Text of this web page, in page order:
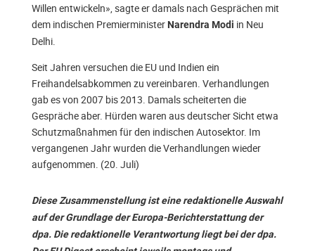
Willen entwickeln», sagte er damals nach Gesprächen mit
dem indischen Premierminister Narendra Modi in Neu
Delhi.
Seit Jahren versuchen die EU und Indien ein
Freihandelsabkommen zu vereinbaren. Verhandlungen
gab es von 2007 bis 2013. Damals scheiterten die
Gespräche aber. Hürden waren aus deutscher Sicht etwa
Schutzmaßnahmen für den indischen Autosektor. Im
vergangenen Jahr wurden die Verhandlungen wieder
aufgenommen. (20. Juli)
Diese Zusammenstellung ist eine redaktionelle Auswahl
auf der Grundlage der Europa-Berichterstattung der
dpa. Die redaktionelle Verantwortung liegt bei der dpa.